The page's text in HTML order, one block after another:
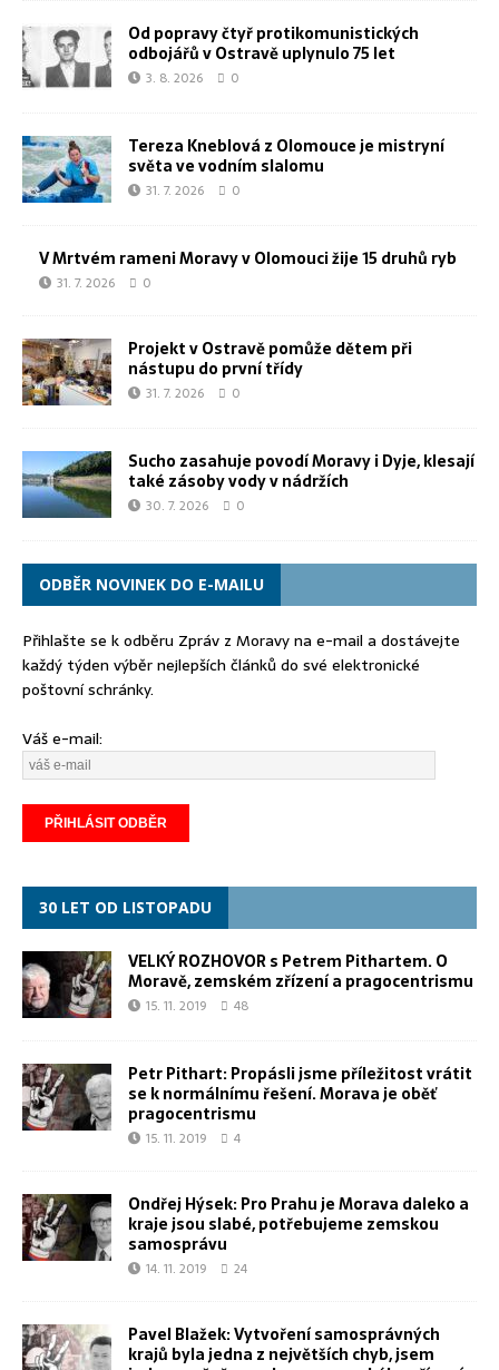
Od popravy čtyř protikomunistických
odbojářů v Ostravě uplynulo 75 let
3. 8. 2026 0
Tereza Kneblová z Olomouce je mistryní
světa ve vodním slalomu
31. 7. 2026 0
V Mrtvém rameni Moravy v Olomouci žije 15 druhů ryb
31. 7. 2026 0
Projekt v Ostravě pomůže dětem při
nástupu do první třídy
31. 7. 2026 0
Sucho zasahuje povodí Moravy i Dyje, klesají
také zásoby vody v nádržích
30. 7. 2026 0
ODBĚR NOVINEK DO E-MAILU
Přihlašte se k odběru Zpráv z Moravy na e-mail a dostávejte
každý týden výběr nejlepších článků do své elektronické
poštovní schránky.
Váš e-mail:
30 LET OD LISTOPADU
VELKÝ ROZHOVOR s Petrem Pithartem. O
Moravě, zemském zřízení a pragocentrismu
15. 11. 2019 48
Petr Pithart: Propásli jsme příležitost vrátit
se k normálnímu řešení. Morava je oběť
pragocentrismu
15. 11. 2019 4
Ondřej Hýsek: Pro Prahu je Morava daleko a
kraje jsou slabé, potřebujeme zemskou
samosprávu
14. 11. 2019 24
Pavel Blažek: Vytvoření samosprávných
krajů byla jedna z největších chyb, jsem